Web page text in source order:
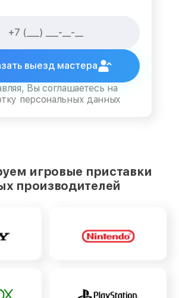
выезд мастера
Вы соглашаетесь на
персональных данных
игровые приставки
производителей